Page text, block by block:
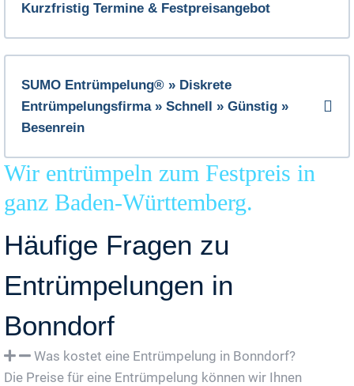
Kurzfristig Termine & Festpreisangebot
SUMO Entrümpelung® » Diskrete
Entrümpelungsfirma » Schnell » Günstig »
Besenrein
Wir entrümpeln zum Festpreis in
ganz Baden-Württemberg.
Häufige Fragen zu
Entrümpelungen in
Bonndorf
Was kostet eine Entrümpelung in Bonndorf?
Die Preise für eine Entrümpelung können wir Ihnen